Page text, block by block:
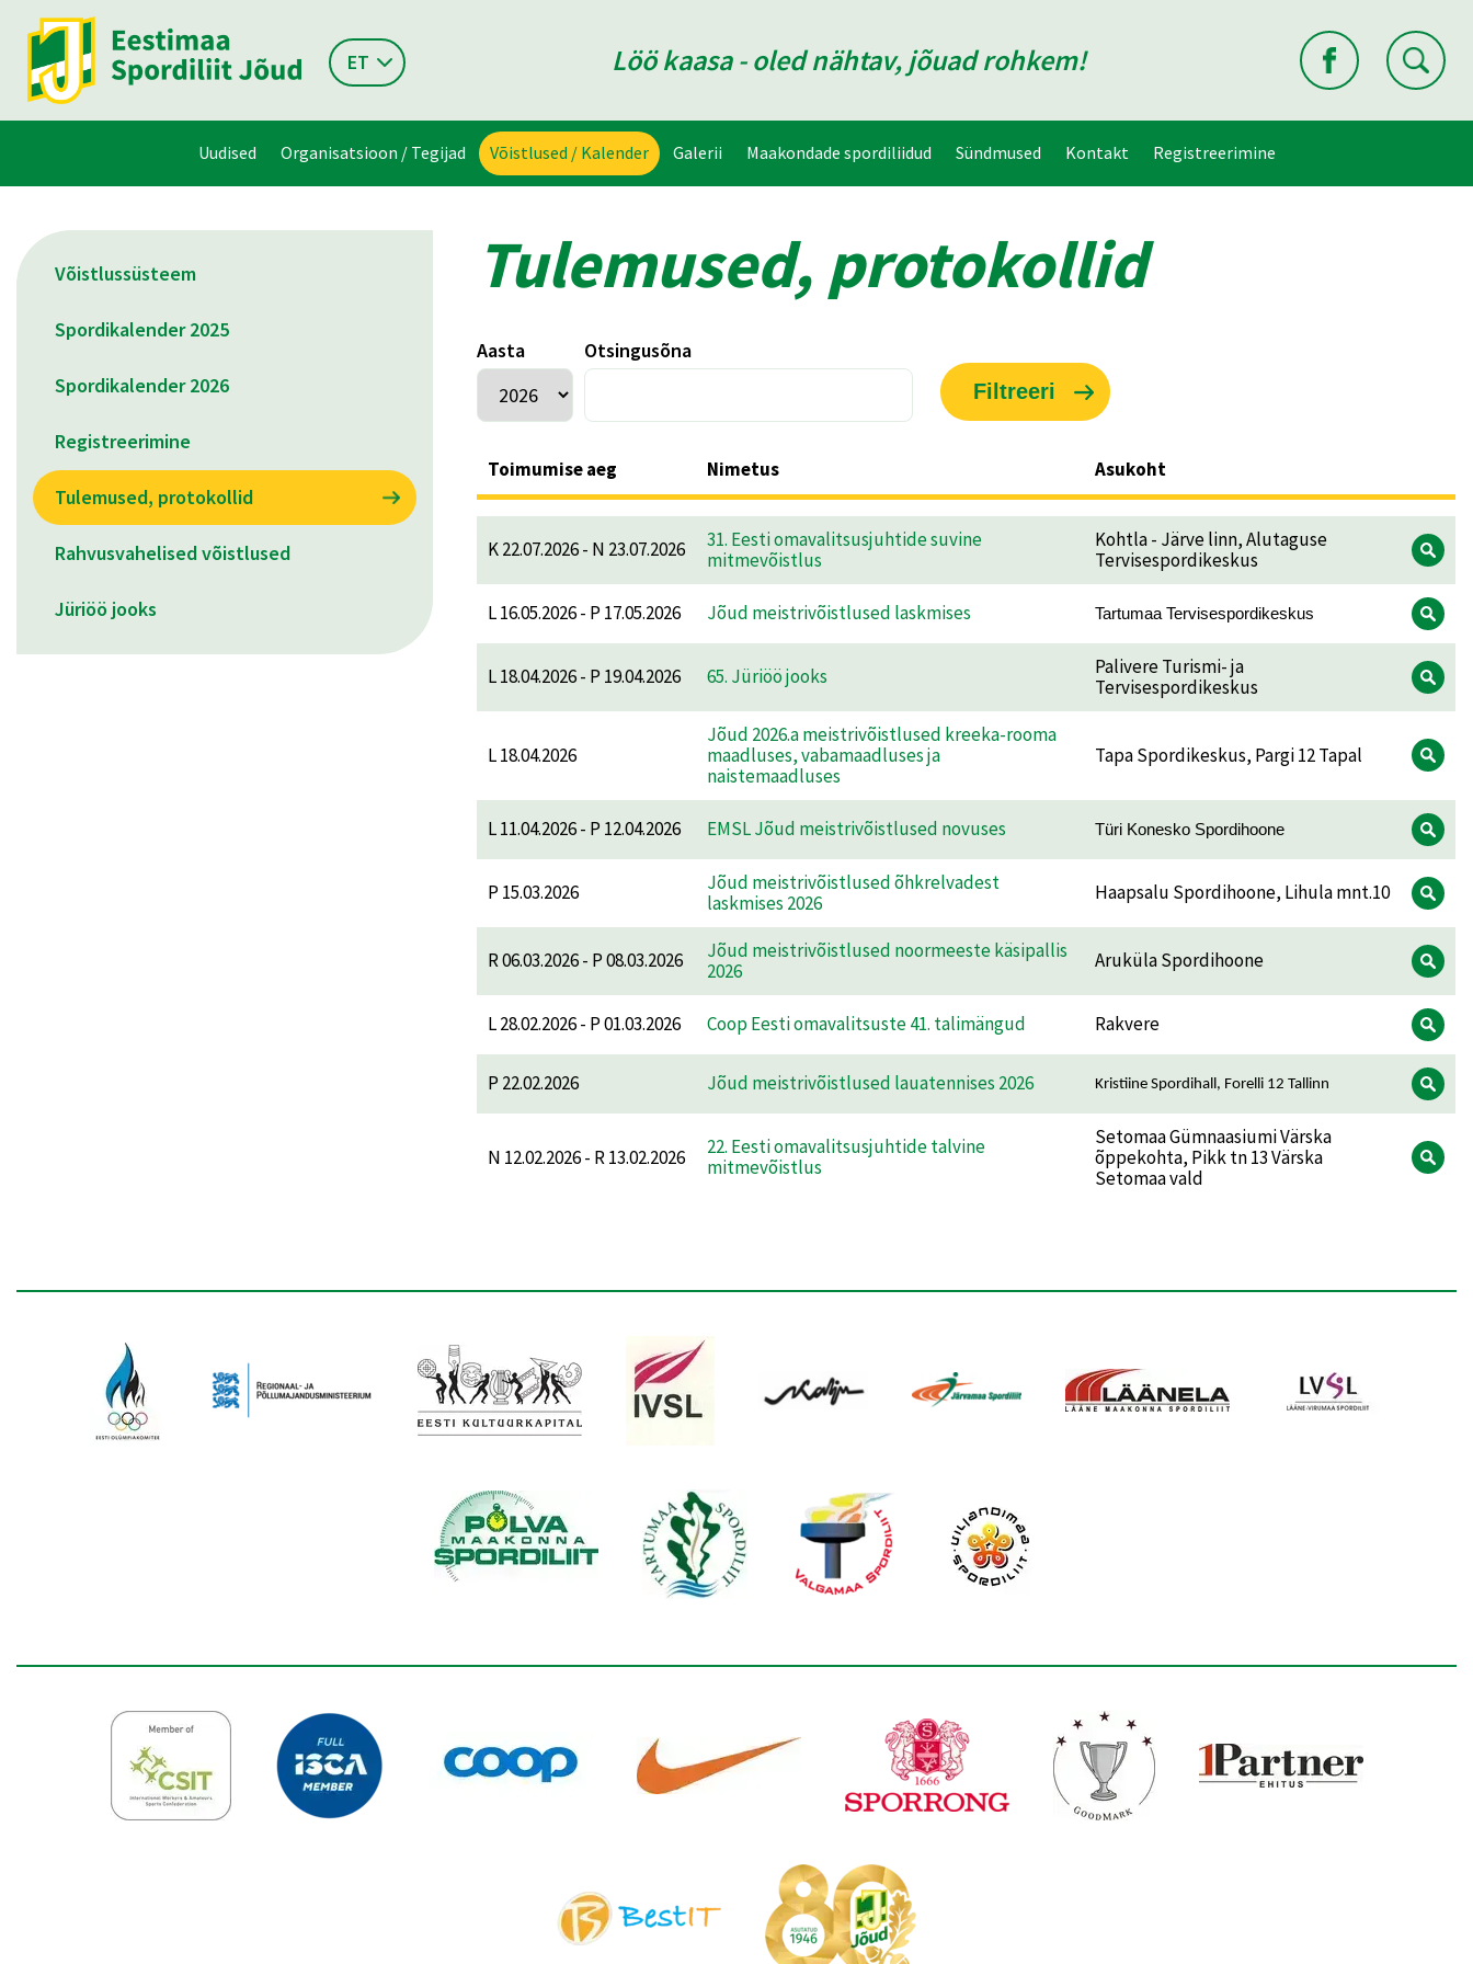
ET Löö kaasa - oled nähtav, jõuad rohkem!
Uudised Organisatsioon / Tegijad Võistlused / Kalender Galerii Maakondade spordiliidud Sündmused Kontakt Registreerimine
Võistlussüsteem
Spordikalender 2025
Spordikalender 2026
Registreerimine
Tulemused, protokollid
Rahvusvahelised võistlused
Jüriöö jooks
Tulemused, protokollid
Aasta Otsingusõna
Toimumise aeg Nimetus Asukoht
K 22.07.2026 - N 23.07.2026
31. Eesti omavalitsusjuhtide suvine
mitmevõistlus
Kohtla - Järve linn, Alutaguse
Tervisespordikeskus
L 16.05.2026 - P 17.05.2026 Jõud meistrivõistlused laskmises Tartumaa Tervisespordikeskus
L 18.04.2026 - P 19.04.2026 65. Jüriöö jooks
Palivere Turismi- ja
Tervisespordikeskus
L 18.04.2026
Jõud 2026.a meistrivõistlused kreeka-rooma
maadluses, vabamaadluses ja
naistemaadluses
Tapa Spordikeskus, Pargi 12 Tapal
L 11.04.2026 - P 12.04.2026 EMSL Jõud meistrivõistlused novuses Türi Konesko Spordihoone
P 15.03.2026
Jõud meistrivõistlused õhkrelvadest
laskmises 2026
Haapsalu Spordihoone, Lihula mnt.10
R 06.03.2026 - P 08.03.2026
Jõud meistrivõistlused noormeeste käsipallis
2026
Aruküla Spordihoone
L 28.02.2026 - P 01.03.2026 Coop Eesti omavalitsuste 41. talimängud Rakvere
P 22.02.2026 Jõud meistrivõistlused lauatennises 2026 Kristiine Spordihall, Forelli 12 Tallinn
N 12.02.2026 - R 13.02.2026
22. Eesti omavalitsusjuhtide talvine
mitmevõistlus
Setomaa Gümnaasiumi Värska
õppekohta, Pikk tn 13 Värska
Setomaa vald